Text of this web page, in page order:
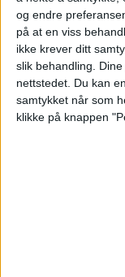
og endre
på at en viss
ikke krever ditt
slik behandling.
nettstedet. Du kan
samtykket når som
klikke på knappen